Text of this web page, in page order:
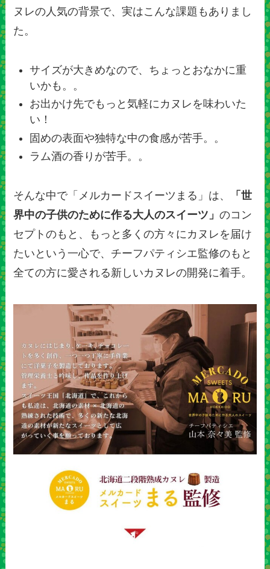
ヌレの人気の背景で、実はこんな課題もありまし
た。
サイズが大きめなので、ちょっとおなかに重
いかも。。
お出かけ先でもっと気軽にカヌレを味わいた
い！
固めの表面や独特な中の食感が苦手。。
ラム酒の香りが苦手。。
そんな中で「メルカードスイーツまる」は、
「世
界中の子供のために作る大人のスイーツ」のコン
セプトのもと、もっと多くの方々にカヌレを届け
たいという一心で、チーフパティシエ監修のもと
全ての方に愛される新しいカヌレの開発に着手。